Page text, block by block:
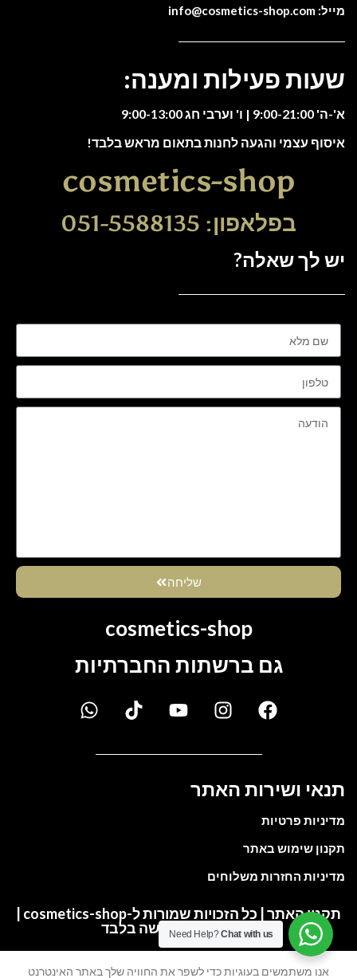
מייל: info@cosmetics-shop.com
שעות פעילות ומענה:
א'-ה' 9:00-21:00 | ו' וערבי חג 9:00-13:00
איסוף עצמי והגעה לחנות בתאום מראש בלבד!
cosmetics-shop
בפלאפון: 051-5588135
יש לך שאלה?
שליחה
cosmetics-shop
גם ברשתות החברתיות
תנאי ושירות האתר
מדיניות פרטיות
תקנון שימוש באתר
מדיניות החזרות משלוחים
התמונות להמחשה בלבד
אנו משתמשים בעוגיות כדי לשפר את החוויה שלך באתר האינטרנט
Need Help?Chat with us